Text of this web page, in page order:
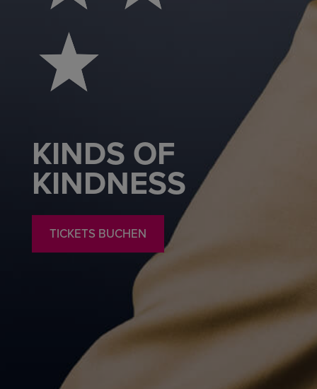
KINDS OF
KINDNESS
TICKETS BUCHEN